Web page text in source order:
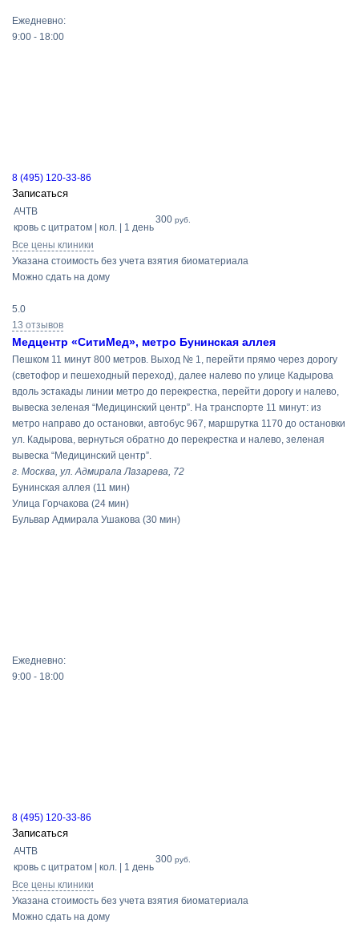
Ежедневно:
9:00 - 18:00
8 (495) 120-33-86
Записаться
АЧТВ
кровь с цитратом | кол. | 1 день
300 руб.
Все цены клиники
Указана стоимость без учета взятия биоматериала
Можно сдать на дому
5.0
13 отзывов
Медцентр «СитиМед», метро Бунинская аллея
Пешком 11 минут 800 метров. Выход № 1, перейти прямо через дорогу
(светофор и пешеходный переход), далее налево по улице Кадырова
вдоль эстакады линии метро до перекрестка, перейти дорогу и налево,
вывеска зеленая “Медицинский центр”. На транспорте 11 минут: из
метро направо до остановки, автобус 967, маршрутка 1170 до остановки
ул. Кадырова, вернуться обратно до перекрестка и налево, зеленая
вывеска “Медицинский центр”.
г. Москва, ул. Адмирала Лазарева, 72
Бунинская аллея (11 мин)
Улица Горчакова (24 мин)
Бульвар Адмирала Ушакова (30 мин)
Ежедневно:
9:00 - 18:00
8 (495) 120-33-86
Записаться
АЧТВ
кровь с цитратом | кол. | 1 день
300 руб.
Все цены клиники
Указана стоимость без учета взятия биоматериала
Можно сдать на дому